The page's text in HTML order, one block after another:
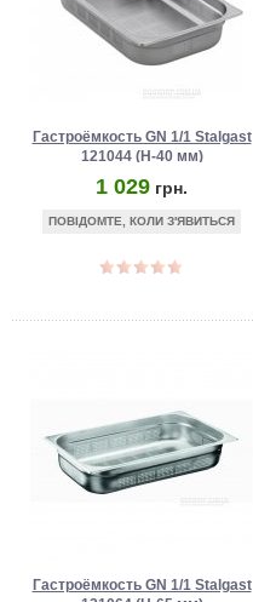
Гастроёмкость GN 1/1 Stalgast
121044 (Н-40 мм)
1 029 грн.
ПОВІДОМТЕ, КОЛИ З'ЯВИТЬСЯ
Гастроёмкость GN 1/1 Stalgast